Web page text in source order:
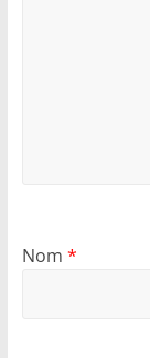
Nom *